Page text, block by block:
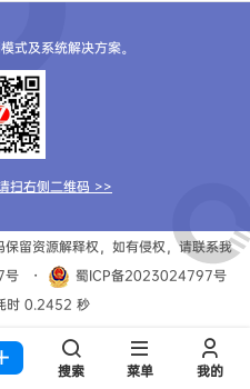
式及系统解决方案。
扫右侧二维码 >>
保留资源解释权，如有侵权，请联系我
号 ・
蜀ICP备2023024797号
时 0.2452 秒
搜索 菜单 我的